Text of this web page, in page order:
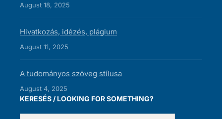
August 18, 2025
Hivatkozás, idézés, plágium
August 11, 2025
A tudományos szöveg stílusa
August 4, 2025
KERESÉS / LOOKING FOR SOMETHING?